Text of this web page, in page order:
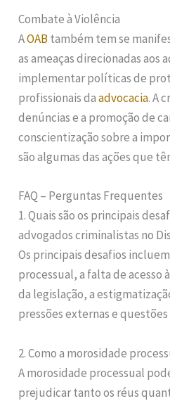
Combate à Violência
AOABtambém tem se
as ameaças direcionadas aos
implementar políticas de
profissionais daadvocacia. A
denúncias e a promoção de
conscientização sobre a
são algumas das ações que
FAQ – Perguntas Frequentes
1. Quais são os principais
advogados criminalistas no
Os principais desafios
processual, a falta de acesso
da legislação, a
pressões externas e
2. Como a morosidade
A morosidade processual
prejudicar tanto os réus